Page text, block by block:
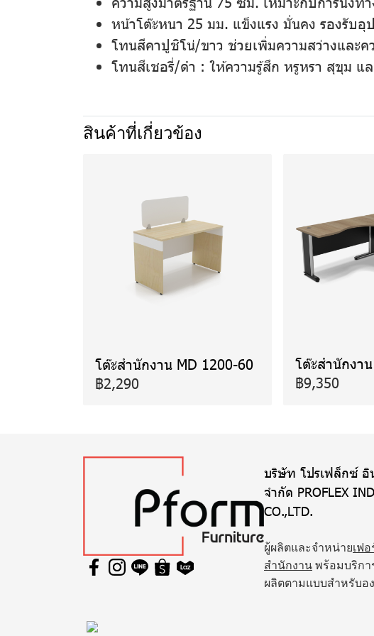
หน้าโต๊ะหนา 25 มม. แข็งแรง มั่นคง รองรับ
โทนสีคาปูชิโน่/ขาว ช่วยเพิ่มความสว่างและ
โทนสีเชอรี่/ดำ : ให้ความรู้สึก หรูหรา สุขุม แ
สินค้าที่เกี่ยวข้อง
โต๊ะสำนักงาน MD 1200-60
฿2,290
โต๊ะสำนักงา
฿9,350
บริษัท โปรเฟล็กซ์ อิ
จำกัด PROFLEX
CO.,LTD.
ผู้ผลิตและจำหน่ายเฟอ
สำนักงาน พร้อมบริกา
ผลิตตามแบบสำหรับอ